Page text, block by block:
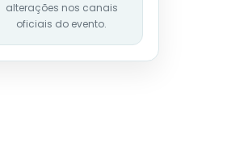
alterações nos canais
oficiais do evento.